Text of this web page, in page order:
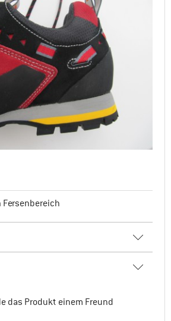
Fersenbereich
das Produkt einem Freund